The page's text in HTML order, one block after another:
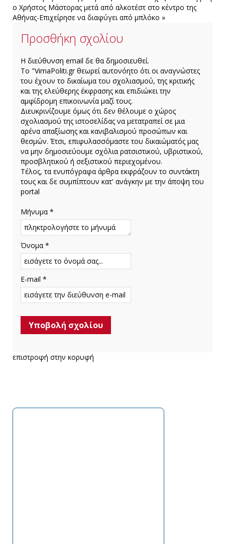
ο Χρήστος Μάστορας μετά από αλκοτέστ στο κέντρο της
Αθήνας-Επιχείρησε να διαφύγει από μπλόκο »
Προσθήκη σχολίου
H διεύθυνση email δε θα δημοσιευθεί.
Το "VimaPoliti.gr θεωρεί αυτονόητο ότι οι αναγνώστες
του έχουν το δικαίωμα του σχολιασμού, της κριτικής
και της ελεύθερης έκφρασης και επιδιώκει την
αμφίδρομη επικοινωνία μαζί τους.
Διευκρινίζουμε όμως ότι δεν θέλουμε ο χώρος
σχολιασμού της ιστοσελίδας να μετατραπεί σε μια
αρένα απαξίωσης και κανιβαλισμού προσώπων και
θεσμών. Έτσι, επιφυλασσόμαστε του δικαιώματός μας
να μην δημοσιεύουμε σχόλια ρατσιστικού, υβριστικού,
προσβλητικού ή σεξιστικού περιεχομένου.
Τέλος, τα ενυπόγραφα άρθρα εκφράζουν το συντάκτη
τους και δε συμπίπτουν κατ' ανάγκην με την άποψη του
portal
Μήνυμα *
Όνομα *
E-mail *
επιστροφή στην κορυφή